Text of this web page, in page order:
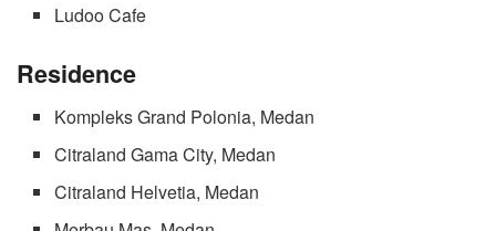
Ludoo Cafe
Residence
Kompleks Grand Polonia, Medan
Citraland Gama City, Medan
Citraland Helvetia, Medan